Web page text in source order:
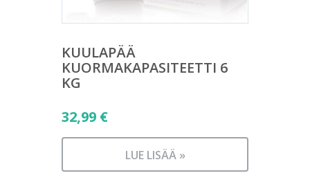
KUULAPÄÄ
KUORMAKAPASITEETTI 6
KG
32,99 €
LUE LISÄÄ »